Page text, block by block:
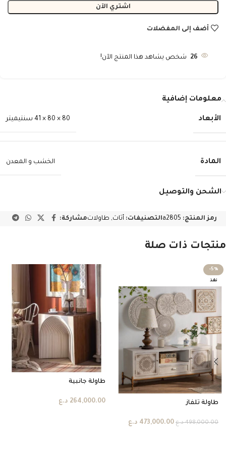
اشتري الآن
أضف إلى المفضلات
26 شخص يشاهد هذا المنتج الآن!
معلومات إضافية
الأبعاد 80 × 80 × 41 سنتيميتر
المادة الخشب و المعدن
الشحن والتوصيل
رمز المنتج: a2805التصنيفات: أثاث, طاولاتمشاركة:
منتجات ذات صلة
-5%
نفذ
طاولة تلفاز
498,000.00 د.ع 473,000.00 د.ع
طاولة جانبية
264,000.00 د.ع